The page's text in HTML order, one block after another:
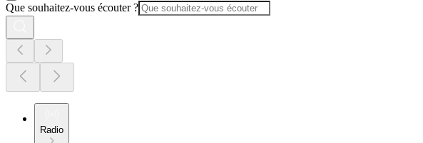
Que souhaitez-vous écouter ?
Radio